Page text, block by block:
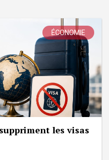
ÉCONOMIE
les visas